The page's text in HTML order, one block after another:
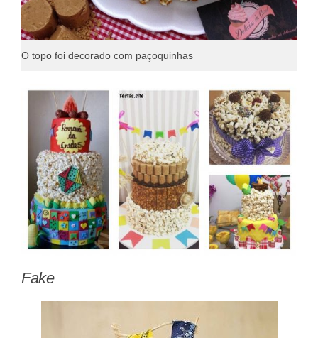
O topo foi decorado com paçoquinhas
Fake